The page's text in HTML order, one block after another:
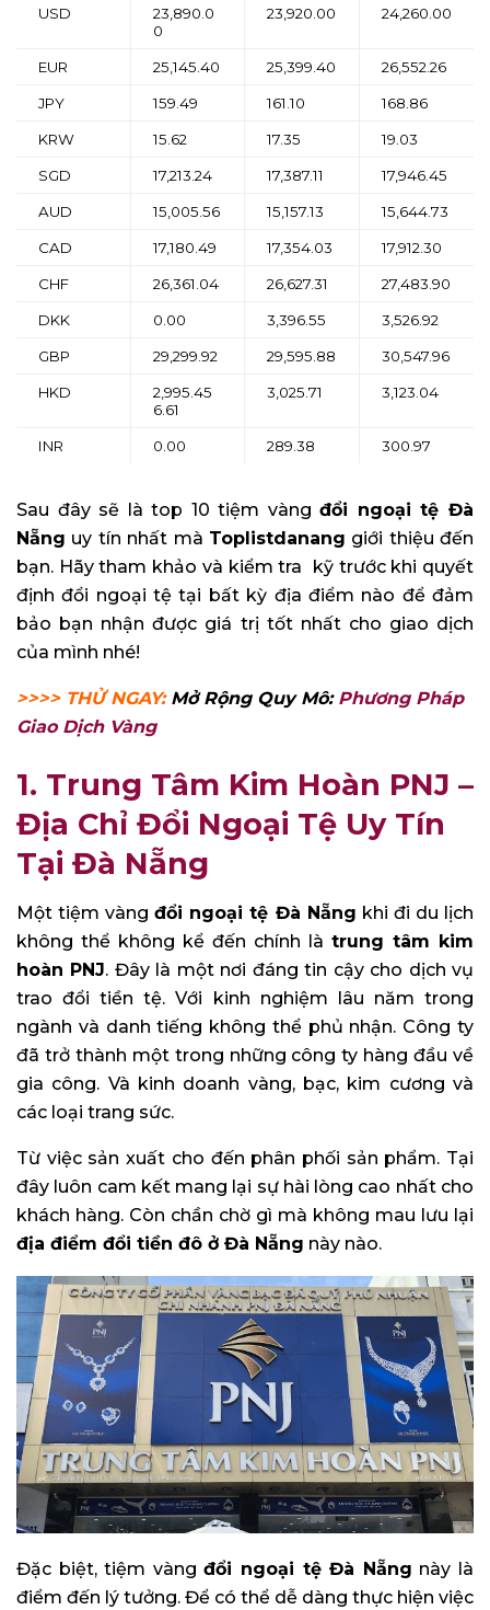
USD
23,890.0
0
23,920.00 24,260.00
EUR 25,145.40 25,399.40 26,552.26
JPY 159.49 161.10 168.86
KRW 15.62 17.35 19.03
SGD 17,213.24 17,387.11 17,946.45
AUD 15,005.56 15,157.13 15,644.73
CAD 17,180.49 17,354.03 17,912.30
CHF 26,361.04 26,627.31 27,483.90
DKK 0.00 3,396.55 3,526.92
GBP 29,299.92 29,595.88 30,547.96
HKD
2,995.45
6.61
3,025.71 3,123.04
INR 0.00 289.38 300.97
Sau đây sẽ là top 10 tiệm vàngđổi ngoại tệ Đà
Nẵng uy tín nhất mà Toplistdanang giới thiệu đến
bạn. Hãy tham khảo và kiểm tra kỹ trước khi quyết
định đổi ngoại tệ tại bất kỳ địa điểm nào để đảm
bảo bạn nhận được giá trị tốt nhất cho giao dịch
của mình nhé!
>>>> THỬ NGAY: Mở Rộng Quy Mô: Phương Pháp
Giao Dịch Vàng
1. Trung Tâm Kim Hoàn PNJ –
Địa Chỉ Đổi Ngoại Tệ Uy Tín
Tại Đà Nẵng
Một tiệm vàngđổi ngoại tệ Đà Nẵng khi đi du lịch
không thể không kể đến chính là trung tâm kim
hoàn PNJ. Đây là một nơi đáng tin cậy cho dịch vụ
trao đổi tiền tệ. Với kinh nghiệm lâu năm trong
ngành và danh tiếng không thể phủ nhận. Công ty
đã trở thành một trong những công ty hàng đầu về
gia công. Và kinh doanh vàng, bạc, kim cương và
các loại trang sức.
Từ việc sản xuất cho đến phân phối sản phẩm. Tại
đây luôn cam kết mang lại sự hài lòng cao nhất cho
khách hàng. Còn chần chờ gì mà không mau lưu lại
địa điểm đổi tiền đô ở Đà Nẵng này nào.
Đặc biệt, tiệm vàngđổi ngoại tệ Đà Nẵng này là
điểm đến lý tưởng. Để có thể dễ dàng thực hiện việc